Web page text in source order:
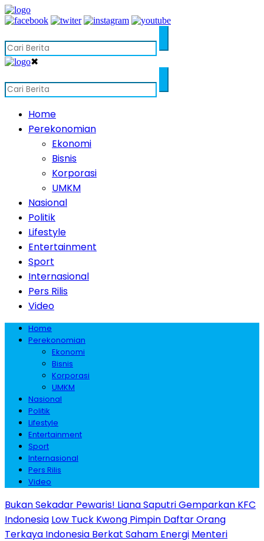
✖
Home
Perekonomian
Ekonomi
Bisnis
Korporasi
UMKM
Nasional
Politik
Lifestyle
Entertainment
Sport
Internasional
Pers Rilis
Video
Home
Perekonomian
Ekonomi
Bisnis
Korporasi
UMKM
Nasional
Politik
Lifestyle
Entertainment
Sport
Internasional
Pers Rilis
Video
Bukan Sekadar Pewaris! Liana Saputri Gemparkan KFC
Indonesia Low Tuck Kwong Pimpin Daftar Orang
Terkaya Indonesia Berkat Saham Energi Menteri